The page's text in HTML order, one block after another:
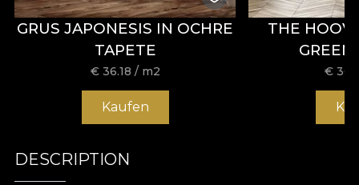
GRUS JAPONESIS IN OCHRE
TAPETE
€ 36.18 / m2
Kaufen
THE
GREEN
€
DESCRIPTION